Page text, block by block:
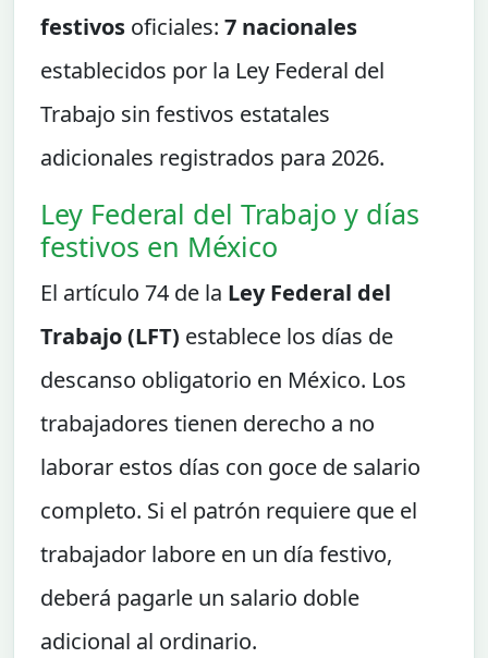
festivos oficiales: 7 nacionales
establecidos por la Ley Federal del
Trabajo sin festivos estatales
adicionales registrados para 2026.
Ley Federal del Trabajo y días
festivos en México
El artículo 74 de la Ley Federal del
Trabajo (LFT) establece los días de
descanso obligatorio en México. Los
trabajadores tienen derecho a no
laborar estos días con goce de salario
completo. Si el patrón requiere que el
trabajador labore en un día festivo,
deberá pagarle un salario doble
adicional al ordinario.